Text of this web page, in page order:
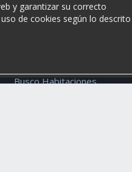
y garantizar su correcto
de cookies según lo descrito
Busco Habitaciones